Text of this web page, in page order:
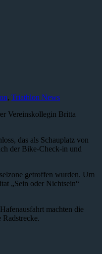
, Triathlon News
Vereinskollegin Britta
das als Schauplatz von
der Bike-Check-in und
getroffen wurden. Um
„Sein oder Nichtsein“
machten die